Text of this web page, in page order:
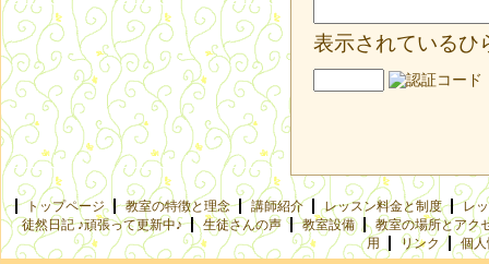
表示されているひ
トップページ 教室の特徴と理念 講師紹介 レッスン料金と制度
レ
徒然日記 ♪頑張って更新中♪
生徒さんの声 教室設備
教室の場所とアク
用
リンク
個